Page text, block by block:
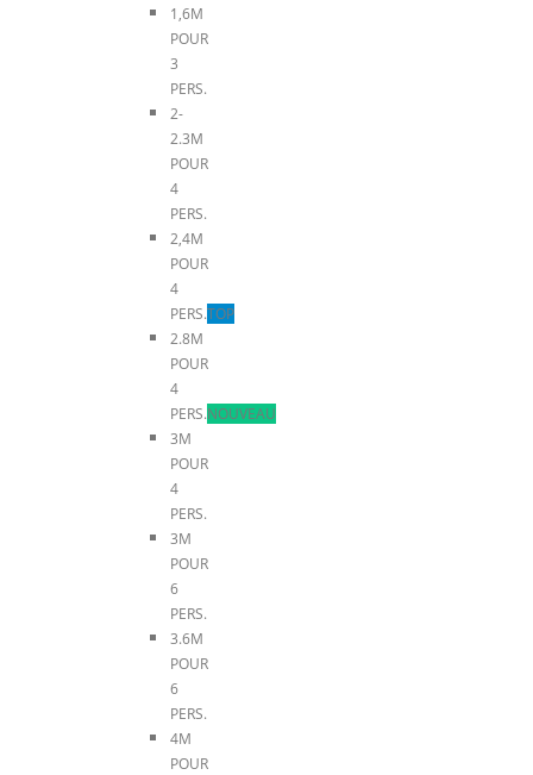
1,6M
POUR
3
PERS.
2-
2.3M
POUR
4
PERS.
2,4M
POUR
4
PERS.TOP
2.8M
POUR
4
PERS.NOUVEAU
3M
POUR
4
PERS.
3M
POUR
6
PERS.
3.6M
POUR
6
PERS.
4M
POUR